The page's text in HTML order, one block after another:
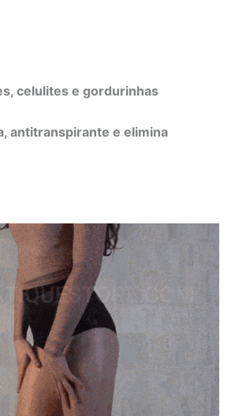
celulites e gordurinhas
antitranspirante e elimina